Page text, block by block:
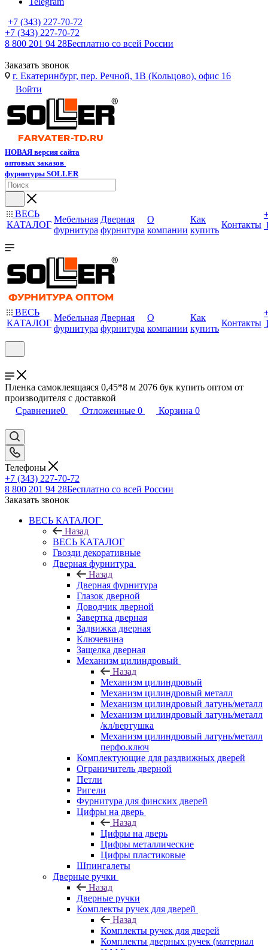
+7 (343) 227-70-72
+7 (343) 227-70-72
8 800 201 94 28Бесплатно со всей России
Заказать звонок
г. Екатеринбург, пер. Речной, 1В (Кольцово), офис 16
Войти
НОВАЯ версия сайта
оптовых заказов
фурнитуры SOLLER
ВЕСЬ
КАТАЛОГ
Мебельная
фурнитура
Дверная
фурнитура
О
компании
Как
купить
Контакты
ВЕСЬ
КАТАЛОГ
Мебельная
фурнитура
Дверная
фурнитура
О
компании
Как
купить
Контакты
Пленка самоклеящаяся 0,45*8 м 2076 бук купить оптом от
производителя с доставкой
Сравнение0 Отложенные 0 Корзина 0
Телефоны
+7 (343) 227-70-72
8 800 201 94 28Бесплатно со всей России
Заказать звонок
ВЕСЬ КАТАЛОГ
Назад
ВЕСЬ КАТАЛОГ
Гвозди декоративные
Дверная фурнитура
Назад
Дверная фурнитура
Глазок дверной
Доводчик дверной
Завертка дверная
Задвижка дверная
Ключевина
Защелка дверная
Механизм цилиндровый
Назад
Механизм цилиндровый
Механизм цилиндровый металл
Механизм цилиндровый латунь/металл
Механизм цилиндровый латунь/металл
/кл/вертушка
Механизм цилиндровый латунь/металл
перфо.ключ
Комплектующие для раздвижных дверей
Ограничитель дверной
Петли
Ригели
Фурнитура для финских дверей
Цифры на дверь
Назад
Цифры на дверь
Цифры металлические
Цифры пластиковые
Шпингалеты
Дверные ручки
Назад
Дверные ручки
Комплекты ручек для дверей
Назад
Комплекты ручек для дверей
Комплекты дверных ручек (материал